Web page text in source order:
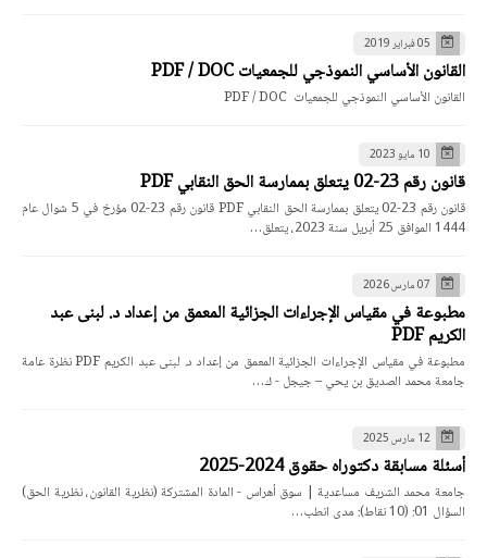
05 فبراير 2019
القانون الأساسي النموذجي للجمعيات PDF / DOC
القانون الأساسي النموذجي للجمعيات PDF / DOC
10 مايو 2023
قانون رقم 23-02 يتعلق بممارسة الحق النقابي PDF
قانون رقم 23-02 يتعلق بممارسة الحق النقابي PDF قانون رقم 23-02 مؤرخ في 5 شوال عام
1444 الموافق 25 أبريل سنة 2023، يتعلق…
07 مارس 2026
مطبوعة في مقياس الإجراءات الجزائية المعمق من إعداد د. لبنى عبد
الكريم PDF
مطبوعة في مقياس الإجراءات الجزائية المعمق من إعداد د. لبنى عبد الكريم PDF نظرة عامة
جامعة محمد الصديق بن يحي – جيجل - ك…
12 مارس 2025
أسئلة مسابقة دكتوراه حقوق 2024-2025
جامعة محمد الشريف مساعدية | سوق أهراس - المادة المشتركة (نظرية القانون، نظرية الحق)
السؤال 01: (10 نقاط): مدى انطب…